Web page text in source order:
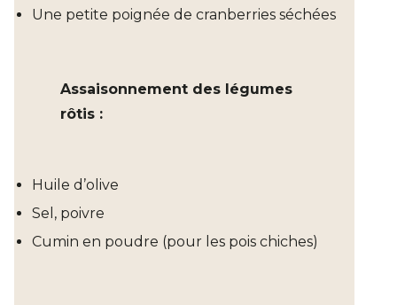
Une petite poignée de cranberries séchées
Assaisonnement des légumes
rôtis :
Huile d’olive
Sel, poivre
Cumin en poudre (pour les pois chiches)